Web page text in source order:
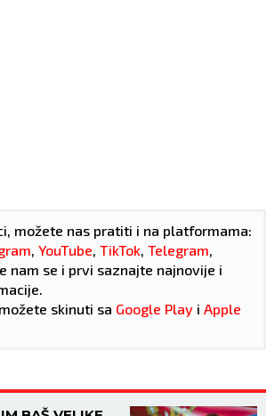
možete nas pratiti i na platformama:
, YouTube, TikTok, Telegram,
nam se i prvi saznajte najnovije i
skinuti sa Google Play i Apple